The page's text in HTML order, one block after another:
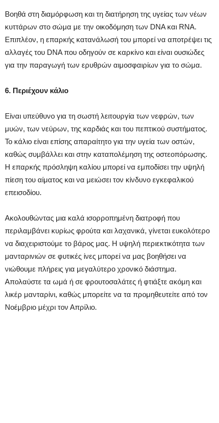
Βοηθά στη διαμόρφωση και τη διατήρηση της υγείας των νέων
κυττάρων στο σώμα με την οικοδόμηση των DNA και RNA.
Επιπλέον, η επαρκής κατανάλωσή του μπορεί να αποτρέψει τις
αλλαγές του DNA που οδηγούν σε καρκίνο και είναι ουσιώδες
για την παραγωγή των ερυθρών αιμοσφαιρίων για το σώμα.
6. Περιέχουν κάλιο
Είναι υπεύθυνο για τη σωστή λειτουργία των νεφρών, των
μυών, των νεύρων, της καρδιάς και του πεπτικού συστήματος.
Το κάλιο είναι επίσης απαραίτητο για την υγεία των οστών,
καθώς συμβάλλει και στην καταπολέμηση της οστεοπόρωσης.
Η επαρκής πρόσληψη καλίου μπορεί να εμποδίσει την υψηλή
πίεση του αίματος και να μειώσει τον κίνδυνο εγκεφαλικού
επεισοδίου.
Ακολουθώντας μια καλά ισορροπημένη διατροφή που
περιλαμβάνει κυρίως φρούτα και λαχανικά, γίνεται ευκολότερο
να διαχειριστούμε το βάρος μας. Η υψηλή περιεκτικότητα των
μανταρινιών σε φυτικές ίνες μπορεί να μας βοηθήσει να
νιώθουμε πλήρεις για μεγαλύτερο χρονικό διάστημα.
Απολαύστε τα ωμά ή σε φρουτοσαλάτες ή φτιάξτε ακόμη και
λικέρ μανταρίνι, καθώς μπορείτε να τα προμηθευτείτε από τον
Νοέμβριο μέχρι τον Απρίλιο.